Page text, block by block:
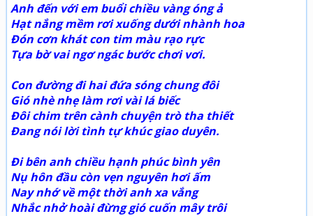
Anh đến với em buổi chiều vàng óng ả
Hạt nắng mềm rơi xuống dưới nhành hoa
Đón cơn khát con tim màu rạo rực
Tựa bờ vai ngơ ngác bước chơi vơi.
Con đường đi hai đứa sóng chung đôi
Gió nhè nhẹ làm rơi vài lá biếc
Đôi chim trên cành chuyện trò tha thiết
Đang nói lời tình tự khúc giao duyên.
Đi bên anh chiều hạnh phúc bình yên
Nụ hôn đầu còn vẹn nguyên hơi ấm
Nay nhớ về một thời anh xa vắng
Nhắc nhở hoài đừng gió cuốn mây trôi